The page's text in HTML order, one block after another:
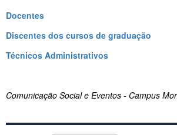
Docentes
Discentes dos cursos de graduação
Técnicos Administrativos
Comunicação Social e Eventos - Campus